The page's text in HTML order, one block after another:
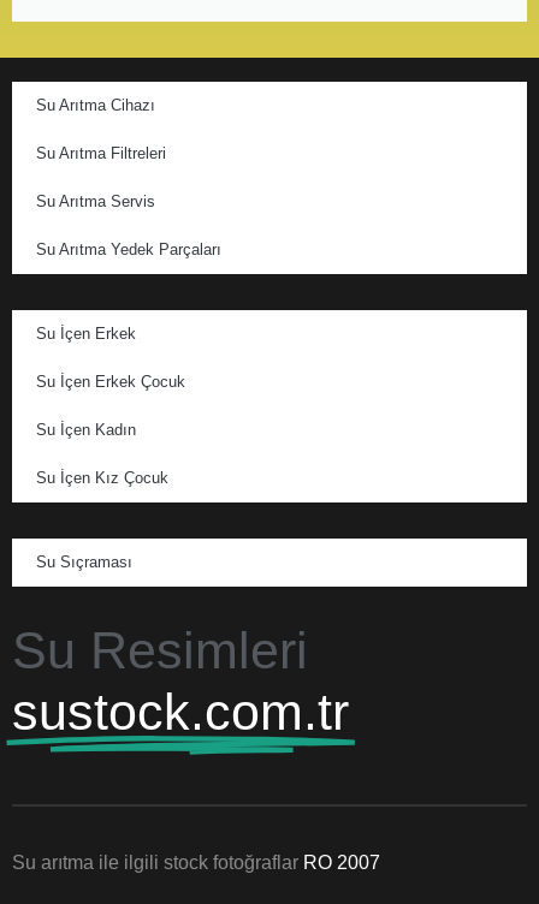
Su Arıtma Cihazı
Su Arıtma Filtreleri
Su Arıtma Servis
Su Arıtma Yedek Parçaları
Su İçen Erkek
Su İçen Erkek Çocuk
Su İçen Kadın
Su İçen Kız Çocuk
Su Sıçraması
Su Resimleri
sustock.com.tr
Su arıtma ile ilgili stock fotoğraflar RO 2007